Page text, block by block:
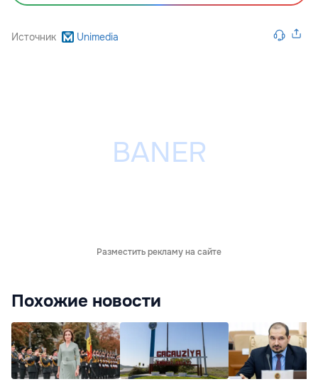
Источник Unimedia
Разместить рекламу на сайте
Похожие новости